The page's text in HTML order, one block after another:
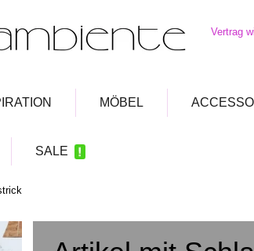
Vertrag
MÖBEL
SALE